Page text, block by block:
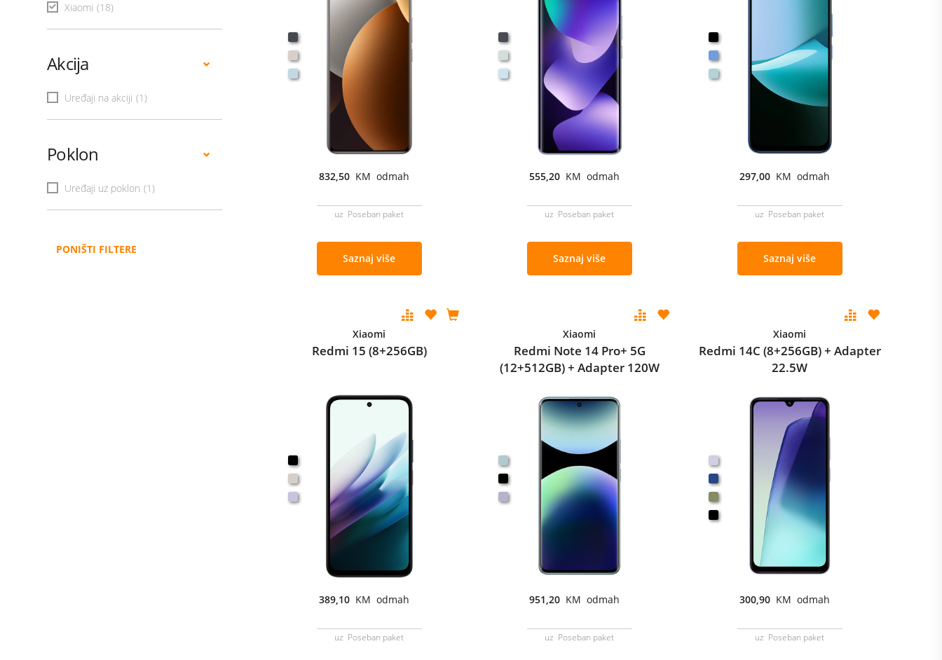
Xiaomi (18)
Akcija
Uređaji na akciji (1)
Poklon
Uređaji uz poklon (1)
PONIŠTI FILTERE
832,50 KM odmah
uz Poseban paket
Saznaj više
555,20 KM odmah
uz Poseban paket
Saznaj više
297,00 KM odmah
uz Poseban paket
Saznaj više
Xiaomi
Redmi 15 (8+256GB)
389,10 KM odmah
uz Poseban paket
Xiaomi
Redmi Note 14 Pro+ 5G
(12+512GB) + Adapter 120W
951,20 KM odmah
uz Poseban paket
Xiaomi
Redmi 14C (8+256GB) + Adapter
22.5W
300,90 KM odmah
uz Poseban paket